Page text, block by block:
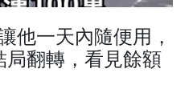
他一天內隨便用，
局翻轉，看見餘額